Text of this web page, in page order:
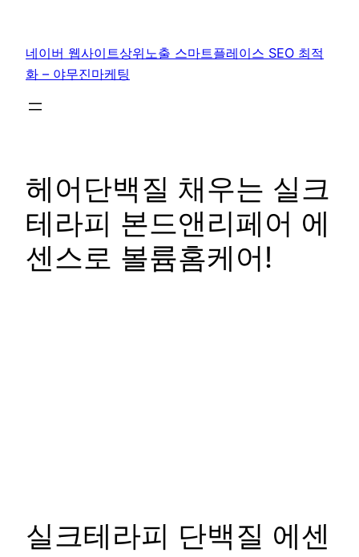
네이버 웹사이트상위노출 스마트플레이스 SEO 최적
화 – 야무진마케팅
헤어단백질 채우는 실크
테라피 본드앤리페어 에
센스로 볼륨홈케어!
실크테라피 단백질 에센